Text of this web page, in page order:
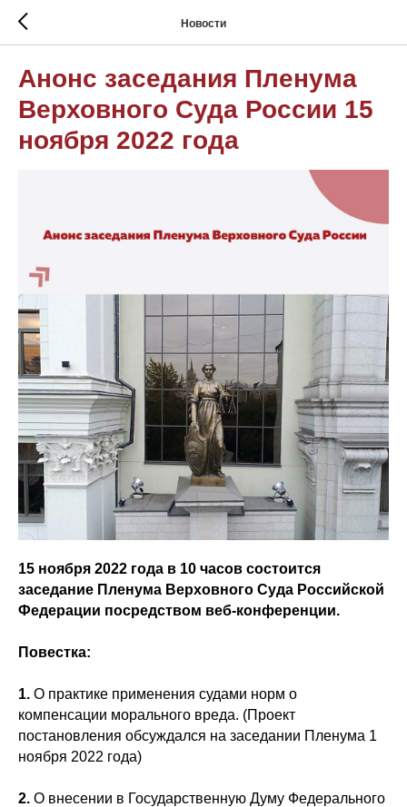
Новости
Анонс заседания Пленума
Верховного Суда России 15
ноября 2022 года
15 ноября 2022 года в 10 часов состоится
заседание Пленума Верховного Суда Российской
Федерации посредством веб-конференции.
Повестка:
1. О практике применения судами норм о
компенсации морального вреда. (Проект
постановления обсуждался на заседании Пленума 1
ноября 2022 года)
2. О внесении в Государственную Думу Федерального